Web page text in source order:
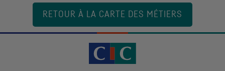
RETOUR À LA CARTE DES MÉTIERS